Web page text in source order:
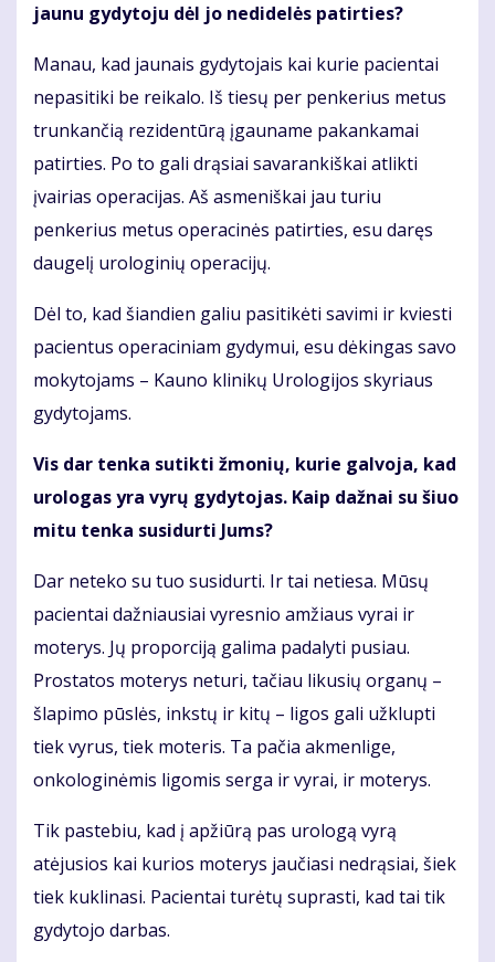
jaunu gydytoju dėl jo nedidelės patirties?
Manau, kad jaunais gydytojais kai kurie pacientai
nepasitiki be reikalo. Iš tiesų per penkerius metus
trunkančią rezidentūrą įgauname pakankamai
patirties. Po to gali drąsiai savarankiškai atlikti
įvairias operacijas. Aš asmeniškai jau turiu
penkerius metus operacinės patirties, esu daręs
daugelį urologinių operacijų.
Dėl to, kad šiandien galiu pasitikėti savimi ir kviesti
pacientus operaciniam gydymui, esu dėkingas savo
mokytojams – Kauno klinikų Urologijos skyriaus
gydytojams.
Vis dar tenka sutikti žmonių, kurie galvoja, kad
urologas yra vyrų gydytojas. Kaip dažnai su šiuo
mitu tenka susidurti Jums?
Dar neteko su tuo susidurti. Ir tai netiesa. Mūsų
pacientai dažniausiai vyresnio amžiaus vyrai ir
moterys. Jų proporciją galima padalyti pusiau.
Prostatos moterys neturi, tačiau likusių organų –
šlapimo pūslės, inkstų ir kitų – ligos gali užklupti
tiek vyrus, tiek moteris. Ta pačia akmenlige,
onkologinėmis ligomis serga ir vyrai, ir moterys.
Tik pastebiu, kad į apžiūrą pas urologą vyrą
atėjusios kai kurios moterys jaučiasi nedrąsiai, šiek
tiek kuklinasi. Pacientai turėtų suprasti, kad tai tik
gydytojo darbas.